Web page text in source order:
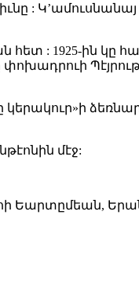
: Կ’ամուսնանայ
: 1925-ին կը
Պէյրութ
մէջ:
Եարտըմեան,